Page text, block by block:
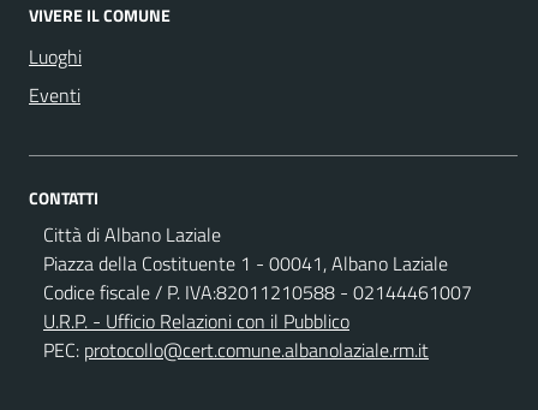
VIVERE IL COMUNE
Luoghi
Eventi
CONTATTI
Città di Albano Laziale
Piazza della Costituente 1 - 00041, Albano Laziale
Codice fiscale / P. IVA:82011210588 - 02144461007
U.R.P. - Ufficio Relazioni con il Pubblico
PEC: protocollo@cert.comune.albanolaziale.rm.it